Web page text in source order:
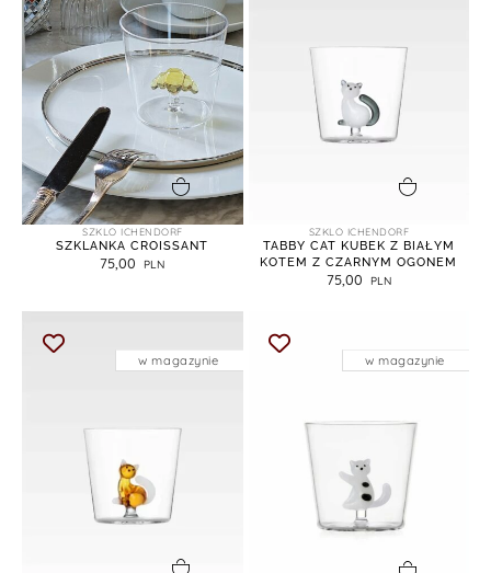
dodaj do koszyka
SZKLO ICHENDORF
SZKLANKA CROISSANT
75,00
SZKLO ICHENDORF
TABBY CAT KUBEK Z BIAŁYM
KOTEM Z CZARNYM OGONEM
75,00
w magazynie w magazynie